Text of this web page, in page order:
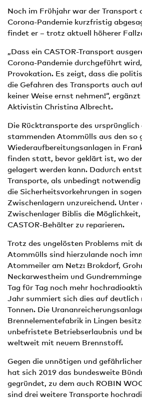
Noch im Frühjahr war der Transport
Corona-Pandemie kurzfristig
findet er – trotz aktuell höherer
„Dass ein CASTOR-Transport
Corona-Pandemie durchgeführt
Provokation. Es zeigt, dass die
die Gefahren des Transports auch
keiner Weise ernst nehmen!“,
Aktivistin Christina Albrecht.
Die Rücktransporte des
stammenden Atommülls aus den so
Wiederaufbereitungsanlagen in
finden statt, bevor geklärt ist, wo
gelagert werden kann. Dadurch
Transporte, als unbedingt
die Sicherheitsvorkehrungen in
Zwischenlagern unzureichend.
Zwischenlager Biblis die
CASTOR-Behälter zu reparieren.
Trotz des ungelösten Problems mit
Atommülls sind hierzulande noch
Atommeiler am Netz: Brokdorf,
Neckarwestheim und
Tag für Tag noch mehr
Jahr summiert sich dies auf deutlich
Tonnen. Die
Brennelementefabrik in Lingen
unbefristete Betriebserlaubnis und
weltweit mit neuem Brennstoff.
Gegen die unnötigen und
hat sich 2019 das bundesweite
gegründet, zu dem auch ROBIN
sind drei weitere Transporte